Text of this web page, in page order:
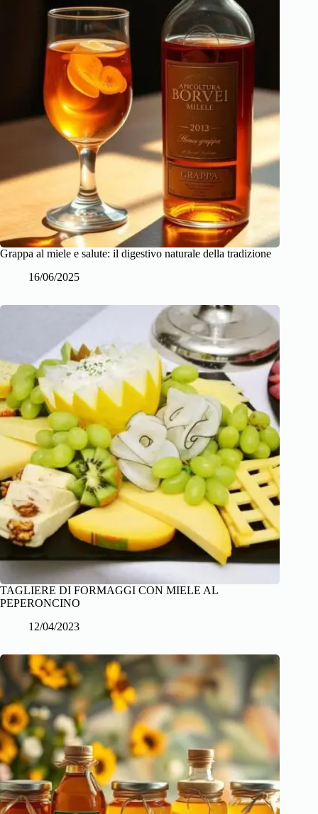
Grappa al miele e salute: il digestivo naturale della tradizione
16/06/2025
TAGLIERE DI FORMAGGI CON MIELE AL
PEPERONCINO
12/04/2023